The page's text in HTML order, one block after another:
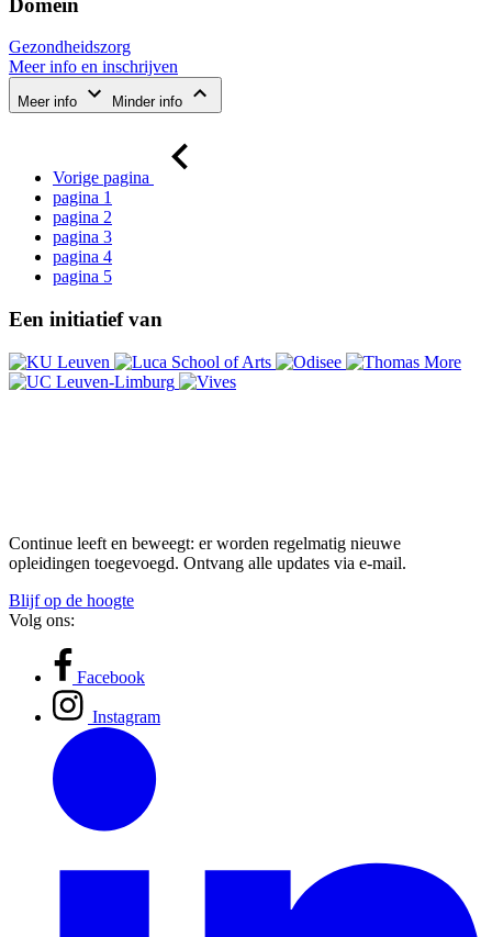
Gezondheidszorg
Meer info en inschrijven
Meer info Minder info
Vorige pagina
pagina 1
pagina 2
pagina 3
pagina 4
pagina 5
Een initiatief van
Continue leeft en beweegt: er worden regelmatig nieuwe
opleidingen toegevoegd. Ontvang alle updates via e-mail.
Blijf op de hoogte
Volg ons:
Facebook
Instagram